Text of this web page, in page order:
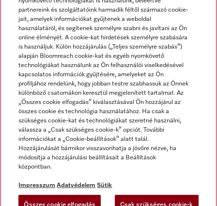
Impresszum
ÁSZF
Adatvédelem
Felhasználási feltételek
Akadálymentességi Nyilatkozat
Digitális Szolgáltatásokról szóló törvény
Miele a YouTube-on
Miele a Facebookon
Miele az Instagramon
partnereink és szolgáltatóink harmadik féltől származó cookie-
jait, amelyek információkat gyűjtenek a weboldal
használatáról, és segítenek személyre szabni és javítani az Ön
online élményét. A cookie-kat hirdetések személyre szabására
is használjuk. Külön hozzájárulás („Teljes személyre szabás”)
alapján Bloomreach cookie-kat és egyéb nyomkövető
technológiákat használunk az Ön felhasználói viselkedésével
kapcsolatos információk gyűjtésére, amelyeket az Ön
profiljához rendelünk, hogy jobban testre szabhassuk az Önnek
különböző csatornákon keresztül megjelenített tartalmat. Az
„Összes cookie elfogadás” kiválasztásával Ön hozzájárul az
összes cookie és technológia használatához. Ha csak a
szükséges cookie-kat és technológiákat szeretné használni,
válassza a „Csak szükséges cookie-k” opciót. További
információkat a „Cookie-beállítások” alatt talál.
Hozzájárulását bármikor visszavonhatja a jövőre nézve, ha
módosítja a hozzájárulási beállításait a Beállítások
központban.
Impresszum Adatvédelem Sütik